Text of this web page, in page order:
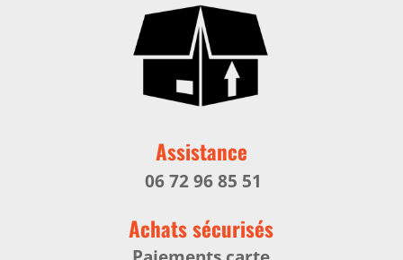
Assistance
06 72 96 85 51
Achats sécurisés